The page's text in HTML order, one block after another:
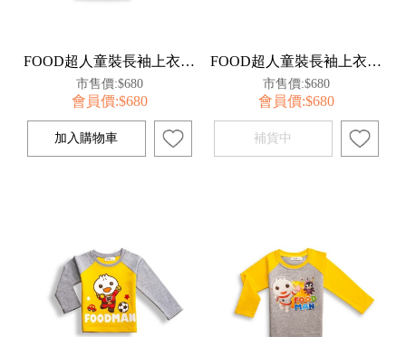
FOOD超人童裝長袖上衣110-橘【百事特】
市售價:$680
會員價:$680
FOOD超人童裝長袖上衣110-紫【百事特】
市售價:$680
會員價:$680